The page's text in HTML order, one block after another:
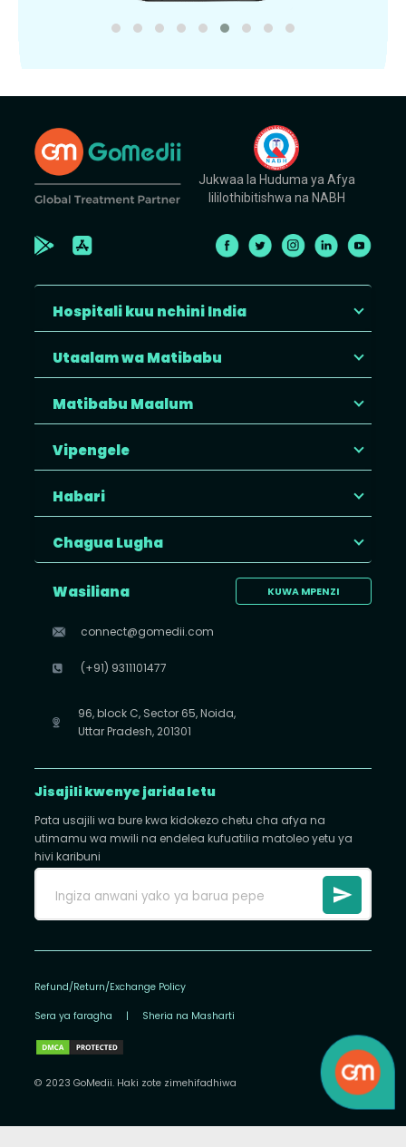
Jukwaa la Huduma ya Afya
lililothibitishwa na NABH
Hospitali kuu nchini India
Utaalam wa Matibabu
Matibabu Maalum
Vipengele
Habari
Chagua Lugha
KUWA MPENZI
Wasiliana
connect@gomedii.com
(+91) 9311101477
96, block C, Sector 65, Noida,
Uttar Pradesh, 201301
Jisajili kwenye jarida letu
Pata usajili wa bure kwa kidokezo chetu cha afya na
utimamu wa mwili na endelea kufuatilia matoleo yetu ya
hivi karibuni
Refund/Return/Exchange Policy
Sera ya faragha | Sheria na Masharti
© 2023 GoMedii. Haki zote zimehifadhiwa